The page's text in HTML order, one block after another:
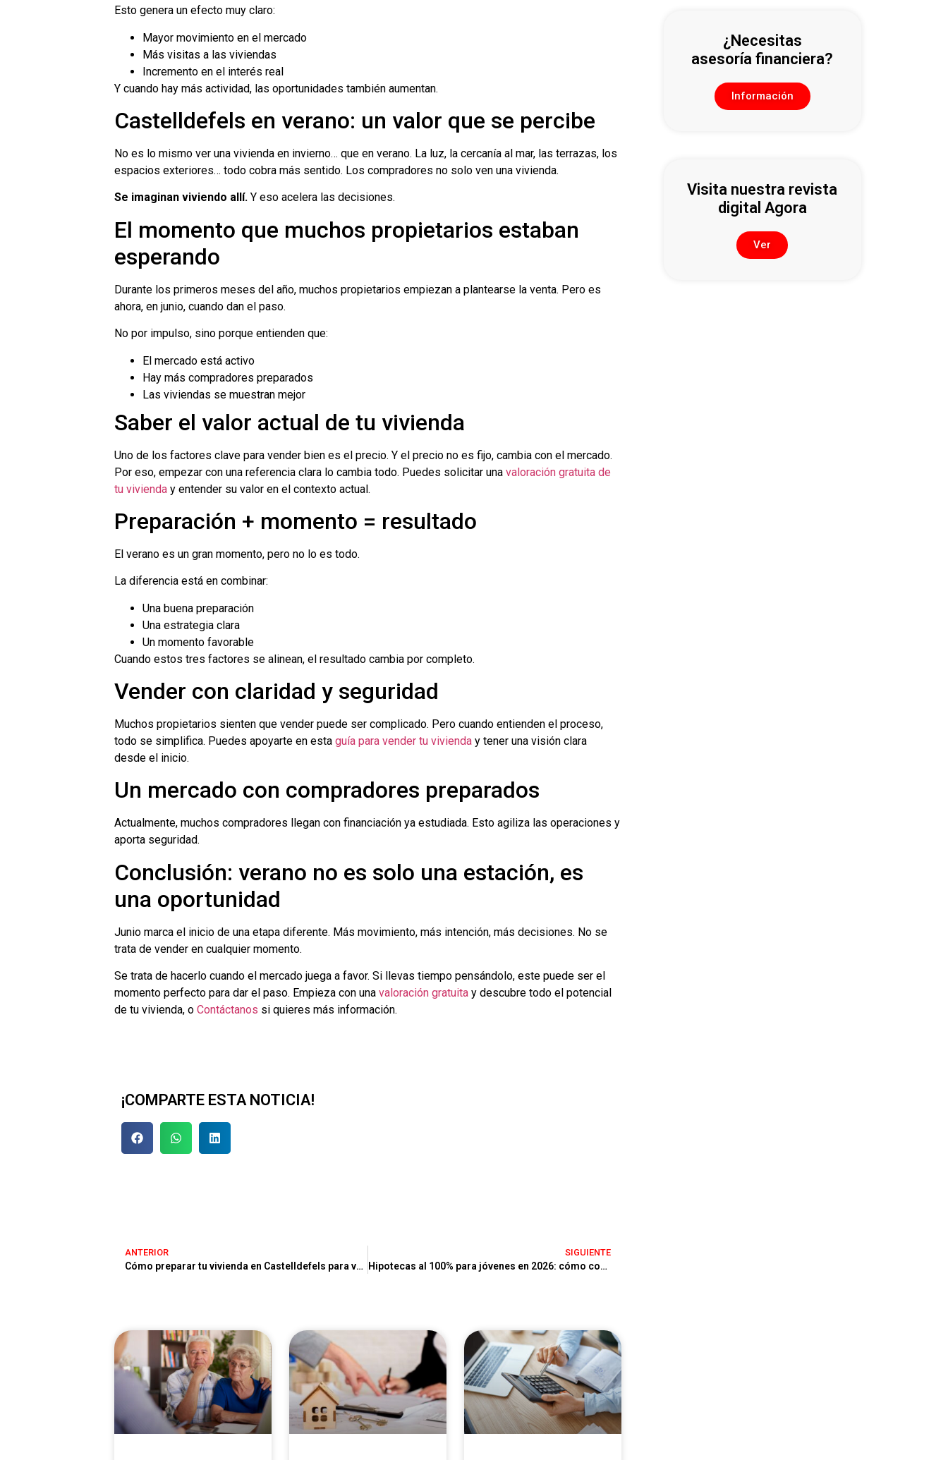
Esto genera un efecto muy claro:
Mayor movimiento en el mercado
Más visitas a las viviendas
Incremento en el interés real
Y cuando hay más actividad, las oportunidades también aumentan.
Castelldefels en verano: un valor que se percibe
No es lo mismo ver una vivienda en invierno… que en verano. La luz, la cercanía al mar, las terrazas, los
espacios exteriores… todo cobra más sentido. Los compradores no solo ven una vivienda.
Se imaginan viviendo allí. Y eso acelera las decisiones.
El momento que muchos propietarios estaban
esperando
Durante los primeros meses del año, muchos propietarios empiezan a plantearse la venta. Pero es
ahora, en junio, cuando dan el paso.
No por impulso, sino porque entienden que:
El mercado está activo
Hay más compradores preparados
Las viviendas se muestran mejor
Saber el valor actual de tu vivienda
Uno de los factores clave para vender bien es el precio. Y el precio no es fijo, cambia con el mercado.
Por eso, empezar con una referencia clara lo cambia todo. Puedes solicitar una valoración gratuita de
tu vivienda y entender su valor en el contexto actual.
Preparación + momento = resultado
El verano es un gran momento, pero no lo es todo.
La diferencia está en combinar:
Una buena preparación
Una estrategia clara
Un momento favorable
Cuando estos tres factores se alinean, el resultado cambia por completo.
Vender con claridad y seguridad
Muchos propietarios sienten que vender puede ser complicado. Pero cuando entienden el proceso,
todo se simplifica. Puedes apoyarte en esta guía para vender tu vivienda y tener una visión clara
desde el inicio.
Un mercado con compradores preparados
Actualmente, muchos compradores llegan con financiación ya estudiada. Esto agiliza las operaciones y
aporta seguridad.
Conclusión: verano no es solo una estación, es
una oportunidad
Junio marca el inicio de una etapa diferente. Más movimiento, más intención, más decisiones. No se
trata de vender en cualquier momento.
Se trata de hacerlo cuando el mercado juega a favor. Si llevas tiempo pensándolo, este puede ser el
momento perfecto para dar el paso. Empieza con una valoración gratuita y descubre todo el potencial
de tu vivienda, o Contáctanos si quieres más información.
¡COMPARTE ESTA NOTICIA!
ANTERIOR
Cómo preparar tu vivienda en Castelldefels para venderla más rápido y mejor
SIGUIENTE
Hipotecas al 100% para jóvenes en 2026: cómo comprar tu primera vivienda
¿Necesitas
asesoría financiera?
Información
Visita nuestra revista
digital Agora
Ver